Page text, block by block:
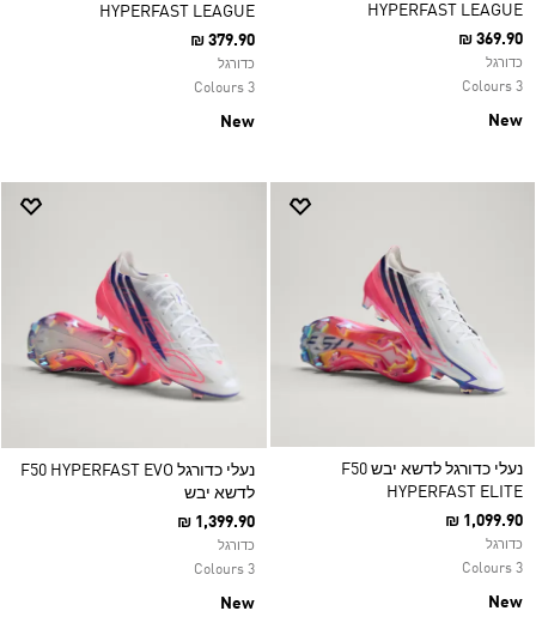
HYPERFAST LEAGUE
₪ 369.90
כדורגל
3 Colours
New
HYPERFAST LEAGUE
₪ 379.90
כדורגל
3 Colours
New
נעלי כדורגל לדשא יבש F50
HYPERFAST ELITE
₪ 1,099.90
כדורגל
3 Colours
New
נעלי כדורגל F50 HYPERFAST EVO
לדשא יבש
₪ 1,399.90
כדורגל
3 Colours
New